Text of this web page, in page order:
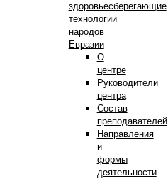
здоровьесберегающие
технологии
народов
Евразии
О
центре
Руководители
центра
Состав
преподавателей
Направления
и
формы
деятельности